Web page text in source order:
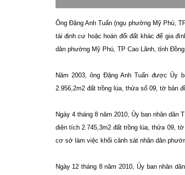
Ông Đặng Anh Tuấn (ngụ phường Mỹ Phú,
tái định cư hoặc hoán đổi đất khác để gia
dân phường Mỹ Phú, TP Cao Lãnh, tỉnh Đồng
Năm 2003, ông Đặng Anh Tuấn được Ủy
2.956,2m2 đất trồng lúa, thửa số 09, tờ bản
Ngày 4 tháng 8 năm 2010, Ủy ban nhân dân
diện tích 2.745,3m2 đất trồng lúa, thửa 09,
cơ sở làm việc khối cảnh sát nhân dân
Ngày 12 tháng 8 năm 2010, Ủy ban nhân